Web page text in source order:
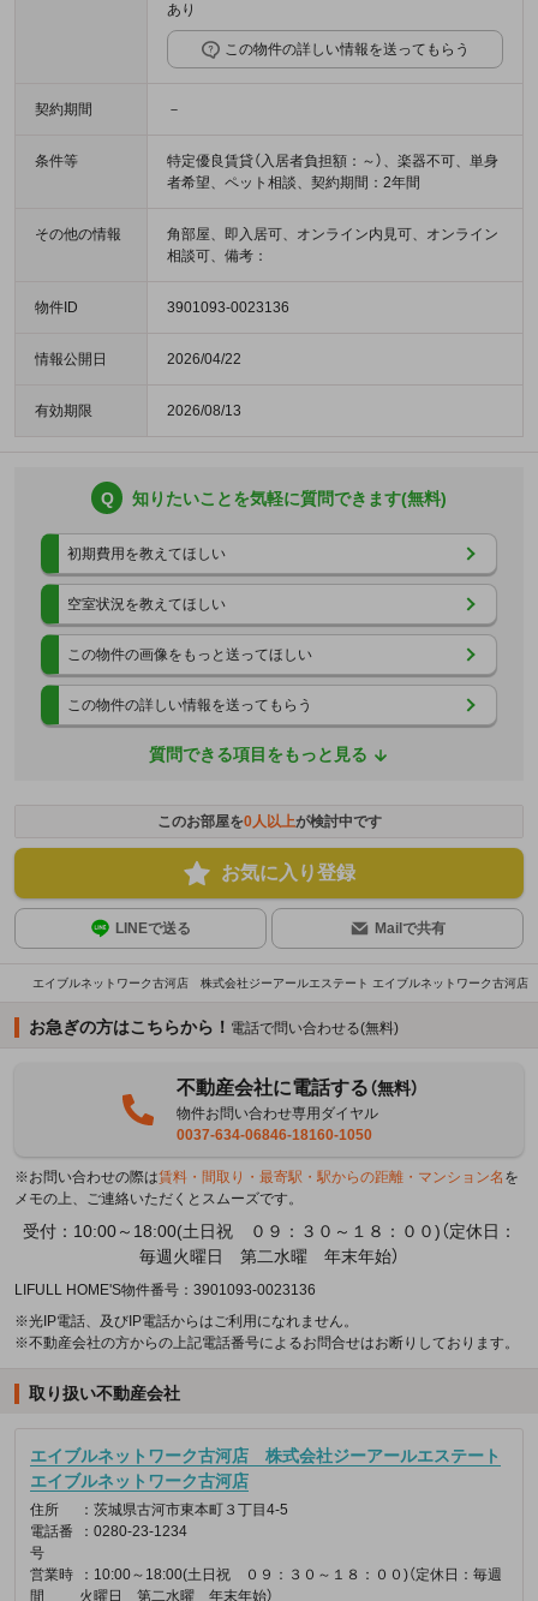
あり
この物件の詳しい情報を送ってもらう
契約期間 －
条件等
特定優良賃貸（入居者負担額：～）、楽器不可、単身
者希望、ペット相談、契約期間：2年間
その他の情報
角部屋、即入居可、オンライン内見可、オンライン
相談可、備考：
物件ID 3901093-0023136
情報公開日 2026/04/22
有効期限 2026/08/13
Q 知りたいことを気軽に質問できます(無料)
初期費用を教えてほしい
空室状況を教えてほしい
この物件の画像をもっと送ってほしい
この物件の詳しい情報を送ってもらう
質問できる項目をもっと見る
このお部屋を0人以上が検討中です
お気に入り登録
LINEで送る Mailで共有
エイブルネットワーク古河店 株式会社ジーアールエステート エイブルネットワーク古河店
お急ぎの方はこちらから！ 電話で問い合わせる(無料)
不動産会社に電話する（無料）
物件お問い合わせ専用ダイヤル
0037-634-06846-18160-1050
※お問い合わせの際は賃料・間取り・最寄駅・駅からの距離・マンション名 を
メモの上、ご連絡いただくとスムーズです。
受付：10:00～18:00(土日祝 ０９：３０～１８：００)（定休日：
毎週火曜日 第二水曜 年末年始）
LIFULL HOME'S物件番号：3901093-0023136
※光IP電話、及びIP電話からはご利用になれません。
※不動産会社の方からの上記電話番号によるお問合せはお断りしております。
取り扱い不動産会社
エイブルネットワーク古河店 株式会社ジーアールエステート
エイブルネットワーク古河店
住所
：茨城県古河市東本町３丁目4-5
電話番
号
：0280-23-1234
営業時
間
：10:00～18:00(土日祝 ０９：３０～１８：００)（定休日：毎週
火曜日 第二水曜 年末年始）